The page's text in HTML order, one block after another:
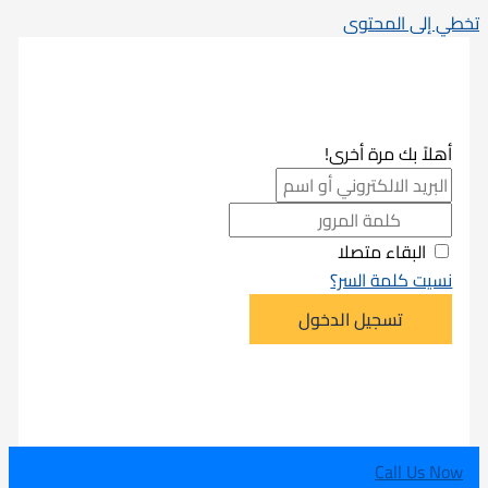
تخطي إلى المحتوى
أهلاً بك مرة أخرى!
البقاء متصلا
نسيت كلمة السر؟
تسجيل الدخول
Call Us Now